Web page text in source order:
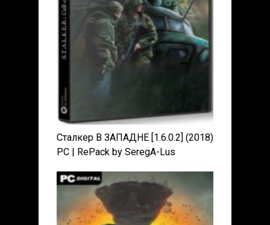
Сталкер В ЗАПАДНЕ [1.6.0.2] (2018)
PC | RePack by SeregA-Lus